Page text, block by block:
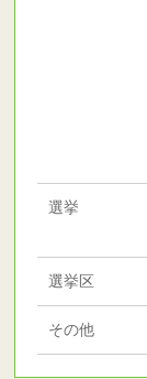
選挙
選挙区
その他